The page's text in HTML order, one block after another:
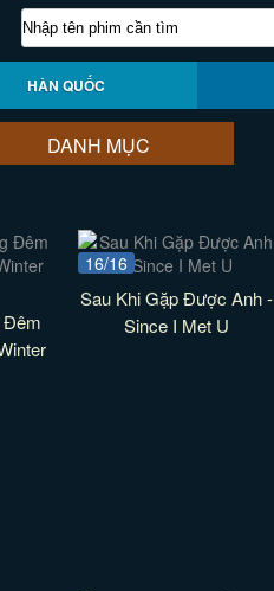
HÀN QUỐC
DANH MỤC
Đêm
16/16
Sau Khi Gặp Được Anh -
Since I Met U